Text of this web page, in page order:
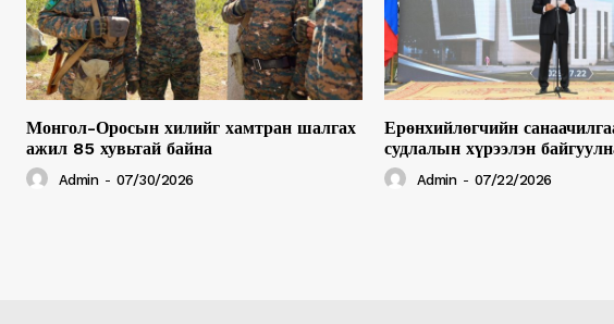
Монгол-Оросын хилийг хамтран шалгах
ажил 85 хувьтай байна
Admin - 07/30/2026
Ерөнхийлөгчийн
судлалын хүрээлэн
Admin - 07/22/2026